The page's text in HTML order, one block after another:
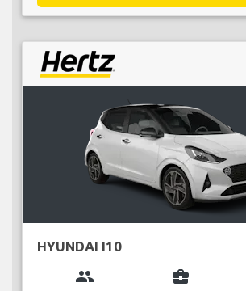
HYUNDAI I10
group business_center